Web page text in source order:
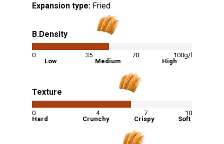
Expansion type: Fried
B.Density %
0 35 70
100g/l
Low
Medium High
Texture %
0 4 7
10
Hard
Crunchy Crispy Soft